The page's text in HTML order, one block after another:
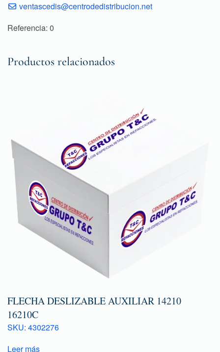
ventascedis@centrodedistribucion.net
Referencia: 0
Productos relacionados
FLECHA DESLIZABLE AUXILIAR 14210
16210C
SKU: 4302276
Leer más